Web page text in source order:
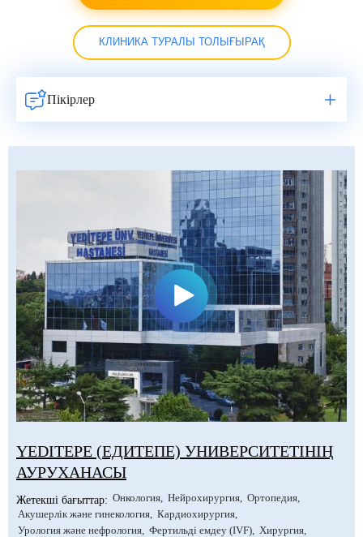
КЛИНИКА ТУРАЛЫ ТОЛЫҒЫРАҚ
Пікірлер
YEDITEPE (ЕДИТЕПЕ) УНИВЕРСИТЕТІНІҢ
АУРУХАНАСЫ
Жетекші бағыттар: Онкология Нейрохирургия Ортопедия
Акушерлік және гинекология Кардиохирургия
Урология және нефрология Фертильді емдеу (IVF) Хирургия